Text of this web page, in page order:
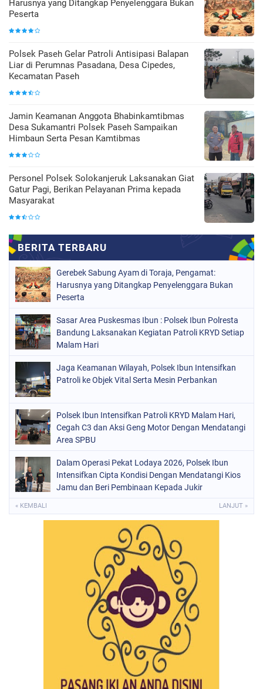
Harusnya yang Ditangkap Penyelenggara Bukan
Peserta
Polsek Paseh Gelar Patroli Antisipasi Balapan
Liar di Perumnas Pasadana, Desa Cipedes,
Kecamatan Paseh
Jamin Keamanan Anggota Bhabinkamtibmas
Desa Sukamantri Polsek Paseh Sampaikan
Himbaun Serta Pesan Kamtibmas
Personel Polsek Solokanjeruk Laksanakan Giat
Gatur Pagi, Berikan Pelayanan Prima kepada
Masyarakat
Gerebek Sabung Ayam di Toraja, Pengamat:
Harusnya yang Ditangkap Penyelenggara Bukan
Peserta
Sasar Area Puskesmas Ibun : Polsek Ibun Polresta
Bandung Laksanakan Kegiatan Patroli KRYD Setiap
Malam Hari
Jaga Keamanan Wilayah, Polsek Ibun Intensifkan
Patroli ke Objek Vital Serta Mesin Perbankan
Polsek Ibun Intensifkan Patroli KRYD Malam Hari,
Cegah C3 dan Aksi Geng Motor Dengan Mendatangi
Area SPBU
Dalam Operasi Pekat Lodaya 2026, Polsek Ibun
Intensifkan Cipta Kondisi Dengan Mendatangi Kios
Jamu dan Beri Pembinaan Kepada Jukir
« KEMBALI LANJUT »